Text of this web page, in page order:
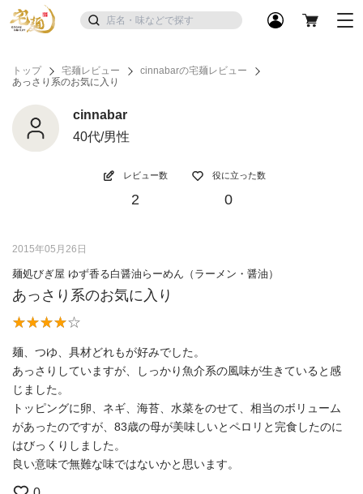
トップ 宅麺レビュー
cinnabarの宅麺レビュー
あっさり系のお気に入り
cinnabar
40代/男性
レビュー数
2
役に立った数
0
2015年05月26日
麺処びぎ屋 ゆず香る白醤油らーめん（ラーメン・醤油）
あっさり系のお気に入り
麺、つゆ、具材どれもが好みでした。
あっさりしていますが、しっかり魚介系の風味が生きていると感
じました。
トッピングに卵、ネギ、海苔、水菜をのせて、相当のボリューム
があったのですが、83歳の母が美味しいとペロリと完食したのに
はびっくりしました。
良い意味で無難な味ではないかと思います。